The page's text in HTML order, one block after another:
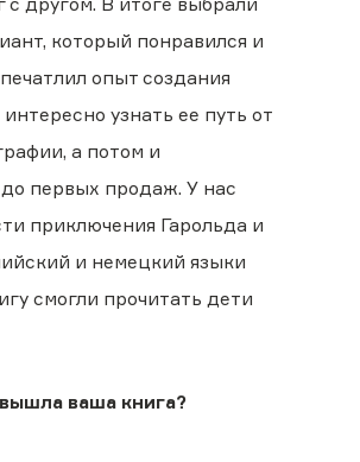
с другом. В итоге выбрали
который понравился и
опыт создания
узнать ее путь от
а потом и
первых продаж. У нас
приключения Гарольда и
и немецкий языки
смогли прочитать дети
ваша книга?